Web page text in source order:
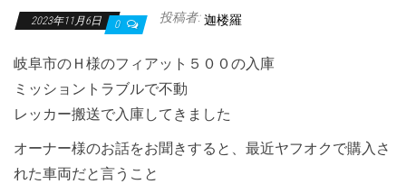
2023年11月6日 0 投稿者: 迦楼羅
岐阜市のＨ様のフィアット５００の入庫
ミッショントラブルで不動
レッカー搬送で入庫してきました
オーナー様のお話をお聞きすると、最近ヤフオクで購入さ
れた車両だと言うこと